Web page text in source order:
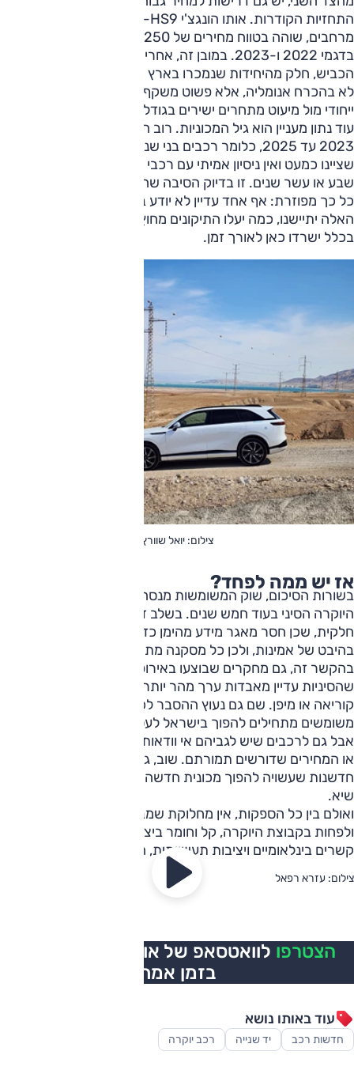
בדגמי 2022 ו-2023. במובן זה, אחרי שלוש או ארבע שנים על
הכביש, חלק מהיחידות שנמכרו בארץ איבדו פחות מהמצופה. זו
לא בהכרח אנומליה, אלא פשוט משקף שמדובר ברכב מאוד
ייחודי מול מיעוט מתחרים ישירים בגודל ובאבזור.
עוד נתון מעניין הוא גיל המכוניות. רוב הדגמים בטבלה הם משנות
2023 עד 2025, כלומר רכבים בני שנה עד שלוש בלבד. כפי
שציינו כמעט ואין ניסיון אמיתי עם רכבי יוקרה סיניים בני חמש,
שבע או עשר שנים. זו בדיוק הסיבה שהשוק מתנהג כרגע בצורה
כל כך מפוזרת: אף אחד עדיין לא יודע באמת איך המכוניות
האלה יתיישנו, כמה יעלו התיקונים מחוץ לאחריות, ואילו מותגים
בכלל ישרדו כאן לאורך זמן.
צילום: יואל שוורץ
אז יש ממה לפחד?
בשורות הסיכום, שוק המשומשות מנסה לבחון מה יקרה לרכב
היוקרה הסיני בעוד חמש שנים. בשלב זה קיימת אינדקציה
חלקית, שכן חסר מאגר מידע מהימן כדי להבין לאן זה מתכנס, גם
בהיבט של אמינות, ולכן כל מסקנה מתייחסת רק לבלאי שגרתי.
בהקשר זה, גם מחקרים שבוצעו באירופה מצביעים על כך
שהסיניות עדיין מאבדות ערך מהר יותר מהמתחרים מהמערב,
קוריאה או מיפן. שם גם נעוץ ההסבר לכך שרכבי יוקרה סיניים
משומשים מתחילים להפוך בישראל לעסקאות מפתות מצד אחד,
אבל גם לרכבים שיש לגביהם אי וודאות בכל מה שכרוך במחירון
או המחירים שדורשים תמורתם. שוב, גם בגלל אותה יכולת
חדשנות שעשויה להפוך מכונית חדשה למוצר מוזיאוני במהירות
שיא.
ואולם בין כל הספקות, אין מחלוקת שמבחינת בגרות המוצר עצמו
ולפחות בקבוצת היוקרה, קל וחומר ביצרנים עם תשתית מיומנת,
קשרים בינלאומיים ויציבות תעשייתית, הפערים הולכים ונסגרים.
צילום: עזרא רפאל
הצטרפו לוואטסאפ של אוטו, כל העדכונים
בזמן אמת
עוד באותו נושא
חדשות רכב יד שנייה רכב יוקרה